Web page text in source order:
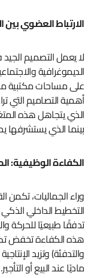
الارتباط العضوي
لا يعمل التصميم
الديموغرافية
على مساحات مكتبية
أهمية التصاميم التي
الذي يتجاهل هذه
بينما الذي يستشرفها
الكفاءة الوظيفية:
وراء الجماليات،
التخطيط الداخلي
تدفقًا طبيعيًا للحركة
هذه الكفاءة تخفض
والتدفئة) وتزيد
ماديًا عند البيع أو التأجير.